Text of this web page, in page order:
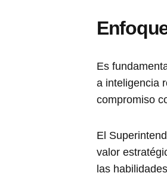
Es
a inteligencia
compromiso
El
valor
las